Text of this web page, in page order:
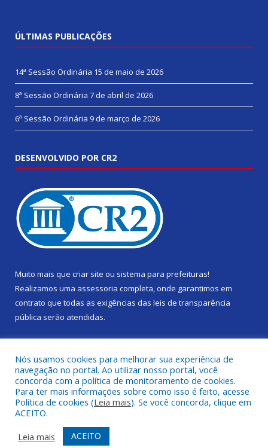
ÚLTIMAS PUBLICAÇÕES
14ª Sessão Ordinária 15 de maio de 2026
8ª Sessão Ordinária 7 de abril de 2026
6ª Sessão Ordinária 9 de março de 2026
DESENVOLVIDO POR CR2
Muito mais que criar site ou sistema para prefeituras!
Realizamos uma assessoria completa, onde garantimos em
contrato que todas as exigências das leis de transparência
pública serão atendidas.
Todos os direitos reservados a Câmara Municipal de Gurupá.
Mapa do Site
Acessar Área Administrativa
Nós usamos cookies para melhorar sua experiência de
navegação no portal. Ao utilizar nosso portal, você
concorda com a política de monitoramento de cookies.
Para ter mais informações sobre como isso é feito, acesse
Política de cookies (Leia mais). Se você concorda, clique em
ACEITO.
Leia mais
ACEITO